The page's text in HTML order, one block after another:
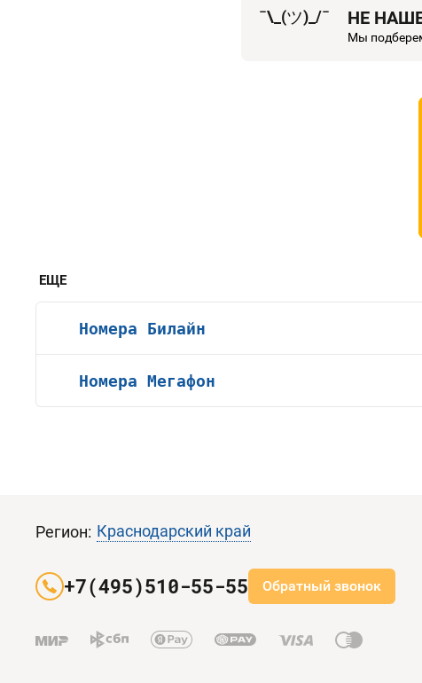
¯\_(ツ)_/¯ НЕ
Мы
ЕЩЕ
Номера Билайн
Номера Мегафон
Регион: Краснодарский край
+7(495)510-55-55 Обратный звонок